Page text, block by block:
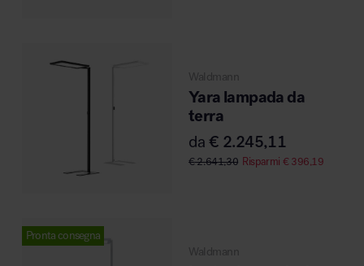
Waldmann
Yara lampada da
terra
da€ 2.245,11
€2.641,30 Risparmi € 396,19
Pronta consegna
Waldmann